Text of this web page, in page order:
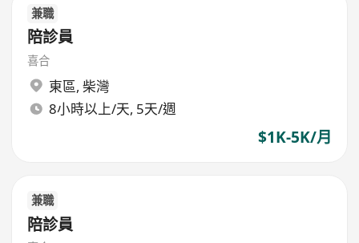
兼職
陪診員
喜合
東區, 柴灣
8小時以上/天, 5天/週
$1K-5K/月
兼職
陪診員